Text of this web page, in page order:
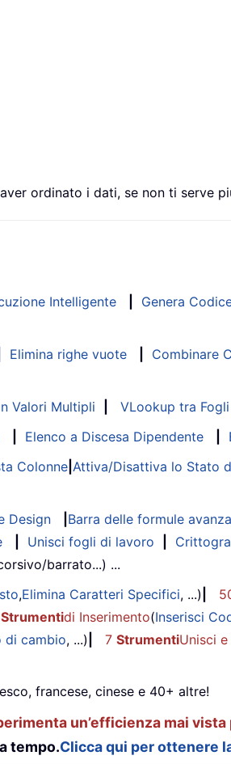
ordinato i dati, se non ti serve
Intelligente
Genera
Elimina righe vuote
Combinare
Valori Multipli
VLookup tra
Elenco a Discesa Dipendente
Colonne Attiva/Disattiva lo Stato
Design
Barra delle formule
Unisci fogli di lavoro
barrato...) ...
,Elimina Caratteri Specifici, ...)
Strumentidi Inserimento(Inserisci
di cambio, ...) 7 StrumentiUnisci
francese, cinese e 40+ altre!
un’efficienza mai vista
tempo.Clicca qui per ottenere